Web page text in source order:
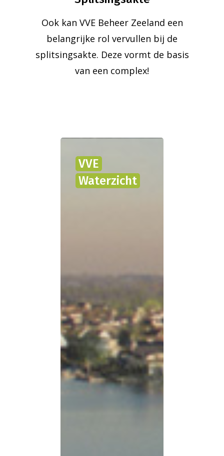
Ook kan VVE Beheer Zeeland een
belangrijke rol vervullen bij de
splitsingsakte. Deze vormt de basis
van een complex!
VVE
Waterzicht